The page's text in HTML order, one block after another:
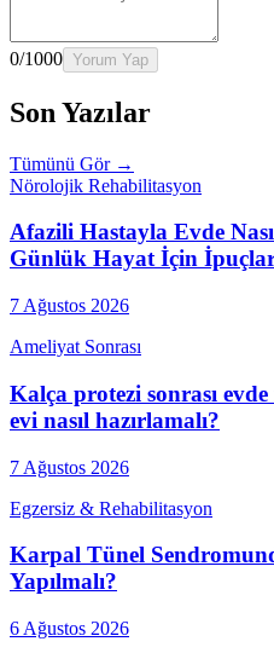
0/1000 Yorum Yap
Son Yazılar
Tümünü Gör →
Nörolojik Rehabilitasyon
Afazili Hastayla Evde
Günlük Hayat İçin
7 Ağustos 2026
Ameliyat Sonrası
Kalça protezi sonrası
evi nasıl hazırlamalı?
7 Ağustos 2026
Egzersiz & Rehabilitasyon
Karpal Tünel
Yapılmalı?
6 Ağustos 2026